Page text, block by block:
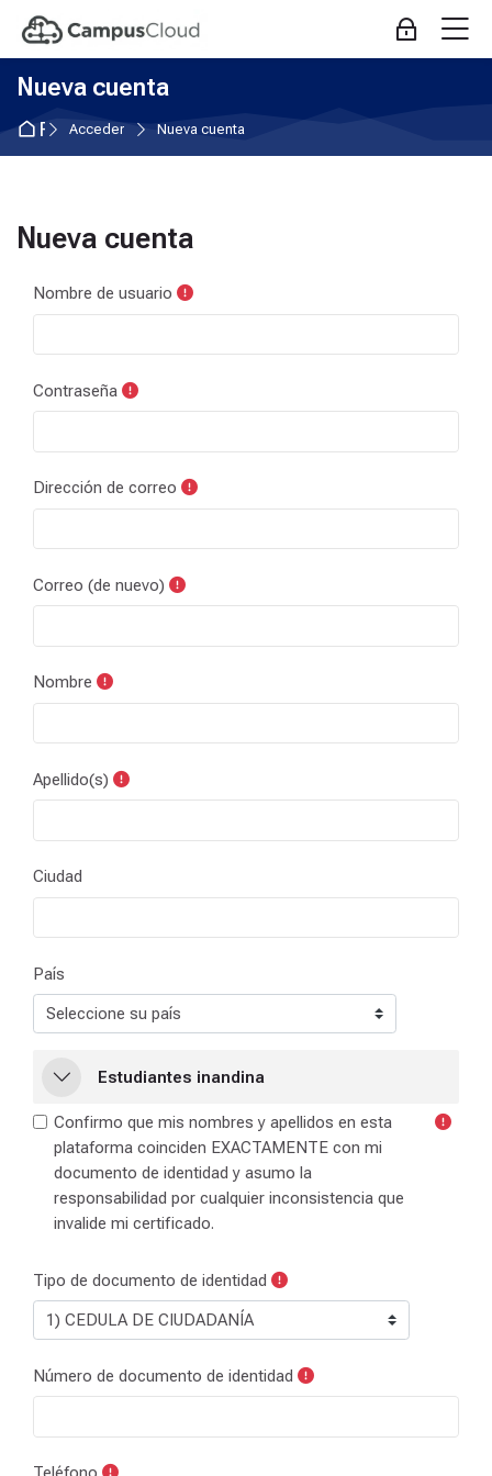
Skip to navigation
Skip to login form
Salta al contenido principal
Skip to accessibility options
Skip to footer
Skip accessibility options
Acceder
Nueva cuenta
Página Principal
Acceder Nueva cuenta
Nueva cuenta
Nombre de usuario
Contraseña
Dirección de correo
Correo (de nuevo)
Nombre
Apellido(s)
Ciudad
País
Estudiantes inandina
Estudiantes inandina
Estudiantes inandina
Confirmo que mis nombres y apellidos en esta
plataforma coinciden EXACTAMENTE con mi
documento de identidad y asumo la
responsabilidad por cualquier inconsistencia que
invalide mi certificado.
Tipo de documento de identidad
Número de documento de identidad